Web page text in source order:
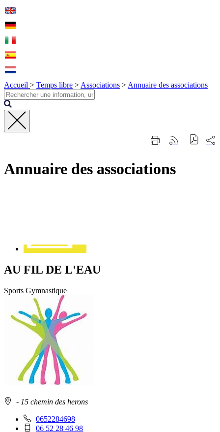
Accueil > Temps libre > Associations > Annuaire des associations
Fermer
ImprimerGénérer
RSS
sur
Annuaire des associations
AU FIL DE L'EAU
Sports Gymnastique
Adresse- 15 chemin des herons
Téléphone
fixe
0652284698
Téléphone
06 52 28 46 98